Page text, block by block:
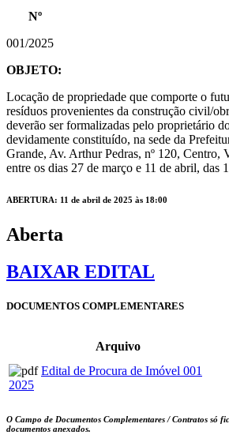
Nº
001/2025
OBJETO:
Locação de propriedade que comporte o
resíduos provenientes da construção civil/
deverão ser formalizadas pelo proprietário
devidamente constituído, na sede da
Grande, Av. Arthur Pedras, nº 120, Centro,
entre os dias 27 de março e 11 de abril, das
ABERTURA: 11 de abril de 2025 às 18:00
Aberta
BAIXAR EDITAL
DOCUMENTOS COMPLEMENTARES
Arquivo
Edital de Procura de Imóvel 001
2025
O Campo de Documentos Complementares / Contratos só
documentos anexados.